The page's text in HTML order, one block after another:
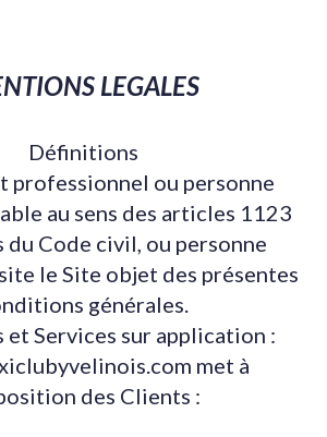
LEGALES
Définitions
professionnel ou personne
au sens des articles 1123
du Code civil, ou personne
le Site objet des présentes
générales.
et Services sur application :
met à
des Clients :